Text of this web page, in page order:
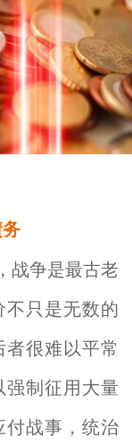
战争是最古老
不只是无数的
很难以平常
强制征用大量
付战事，统治